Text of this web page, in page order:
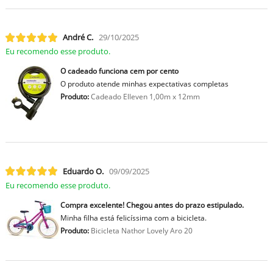
André C. 29/10/2025
Eu recomendo esse produto.
O cadeado funciona cem por cento
O produto atende minhas expectativas completas
Produto:Cadeado Elleven 1,00m x 12mm
Eduardo O. 09/09/2025
Eu recomendo esse produto.
Compra excelente! Chegou antes do prazo estipulado.
Minha filha está felicíssima com a bicicleta.
Produto:Bicicleta Nathor Lovely Aro 20